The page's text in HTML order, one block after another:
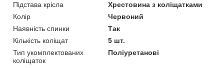
Підстава крісла
Хрестовина з коліщатками
Колір
Червоний
Наявність спинки
Так
Кількість коліщат
5 шт.
Тип укомплектованих
коліщаток
Поліуретанові